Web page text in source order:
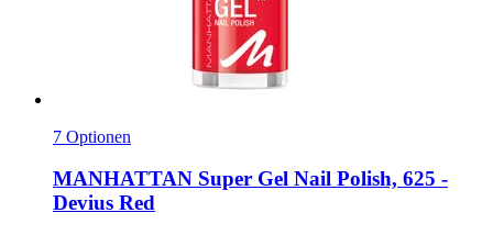
7 Optionen
MANHATTAN Super Gel Nail Polish, 625 -​
Devius Red